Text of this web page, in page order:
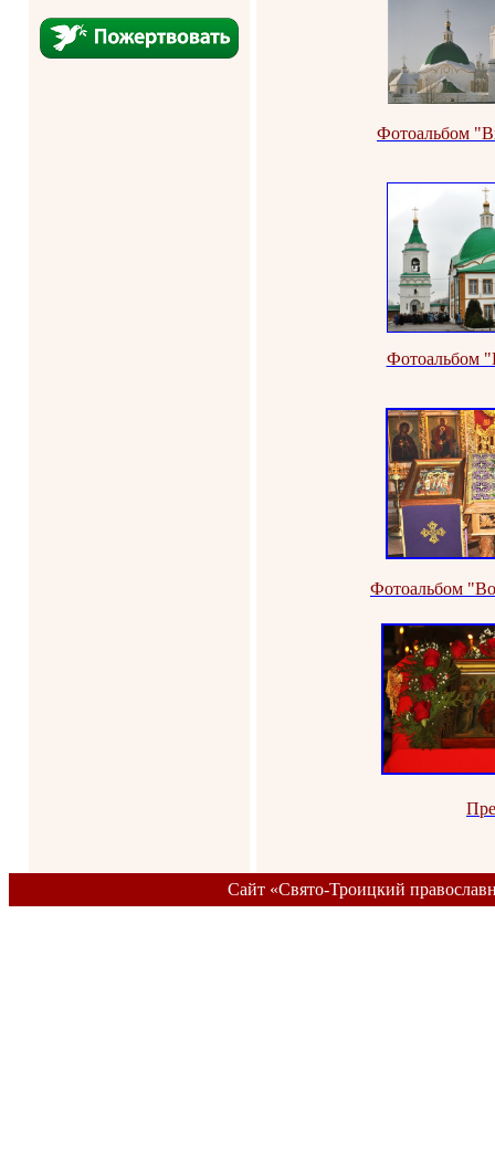
Фотоальбом
Фотоальбом
Фотоальбом
Сайт «Свято-Троицкий